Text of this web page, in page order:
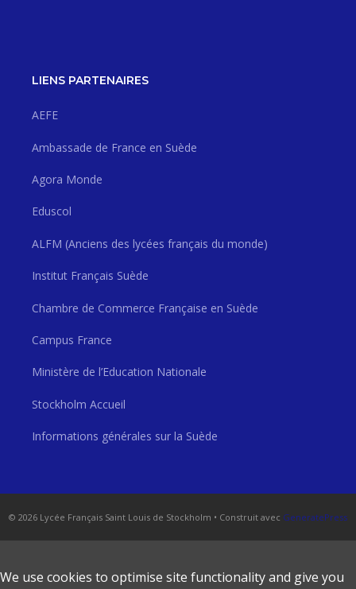
LIENS PARTENAIRES
AEFE
Ambassade de France en Suède
Agora Monde
Eduscol
ALFM (Anciens des lycées français du monde)
Institut Français Suède
Chambre de Commerce Française en Suède
Campus France
Ministère de l’Education Nationale
Stockholm Accueil
Informations générales sur la Suède
© 2026 Lycée Français Saint Louis de Stockholm • Construit avec GeneratePress
We use cookies to optimise site functionality and give you